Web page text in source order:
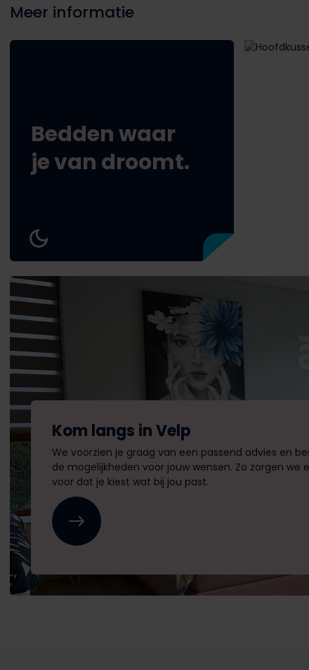
Meer informatie
Bedden waar
je van droomt.
Kom langs in Velp
We voorzien je graag van een passend advies en
de mogelijkheden voor jouw wensen. Zo zorgen we
voor dat je kiest wat bij jou past.